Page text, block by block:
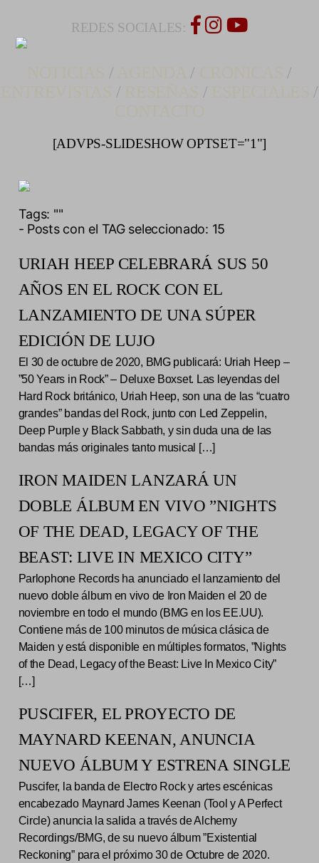
REDES SOCIALES:
/ /
/
/ /
/
[ADVPS-SLIDESHOW OPTSET="1"]
Tags: ""
- Posts con el TAG seleccionado: 15
URIAH HEEP CELEBRARÁ SUS 50
AÑOS EN EL ROCK CON EL
LANZAMIENTO DE UNA SÚPER
EDICIÓN DE LUJO
El 30 de octubre de 2020, BMG publicará: Uriah Heep –
”50 Years in Rock” – Deluxe Boxset. Las leyendas del
Hard Rock británico, Uriah Heep, son una de las “cuatro
grandes” bandas del Rock, junto con Led Zeppelin,
Deep Purple y Black Sabbath, y sin duda una de las
bandas más originales tanto musical […]
IRON MAIDEN LANZARÁ UN
DOBLE ÁLBUM EN VIVO ”NIGHTS
OF THE DEAD, LEGACY OF THE
BEAST: LIVE IN MEXICO CITY”
Parlophone Records ha anunciado el lanzamiento del
nuevo doble álbum en vivo de Iron Maiden el 20 de
noviembre en todo el mundo (BMG en los EE.UU).
Contiene más de 100 minutos de música clásica de
Maiden y está disponible en múltiples formatos, ”Nights
of the Dead, Legacy of the Beast: Live In Mexico City”
[…]
PUSCIFER, EL PROYECTO DE
MAYNARD KEENAN, ANUNCIA
NUEVO ÁLBUM Y ESTRENA SINGLE
Puscifer, la banda de Electro Rock y artes escénicas
encabezado Maynard James Keenan (Tool y A Perfect
Circle) anuncia la salida a través de Alchemy
Recordings/BMG, de su nuevo álbum ”Existential
Reckoning” para el próximo 30 de Octubre de 2020.